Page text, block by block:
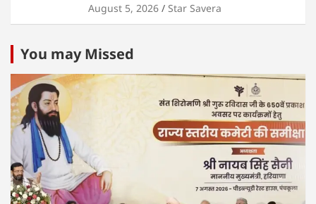
August 5, 2026 Star Savera
You may Missed